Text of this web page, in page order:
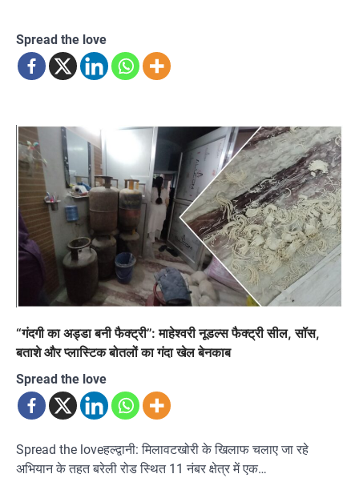
Spread the love
“गंदगी का अड्डा बनी फैक्ट्री”: माहेश्वरी नूडल्स फैक्ट्री सील, सॉस,
बताशे और प्लास्टिक बोतलों का गंदा खेल बेनकाब
Spread the love
Spread the loveहल्द्वानी: मिलावटखोरी के खिलाफ चलाए जा रहे
अभियान के तहत बरेली रोड स्थित 11 नंबर क्षेत्र में एक…